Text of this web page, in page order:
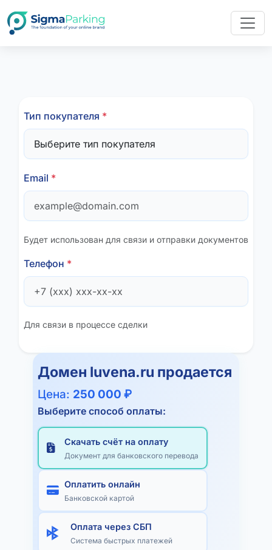
Тип покупателя *
Email *
Будет использован для связи и отправки документов
Телефон *
Для связи в процессе сделки
Домен luvena.ru продается
Цена: 250 000 ₽
Выберите способ оплаты:
Скачать счёт на оплату
Документ для банковского перевода
Оплатить онлайн
Банковской картой
Оплата через СБП
Система быстрых платежей